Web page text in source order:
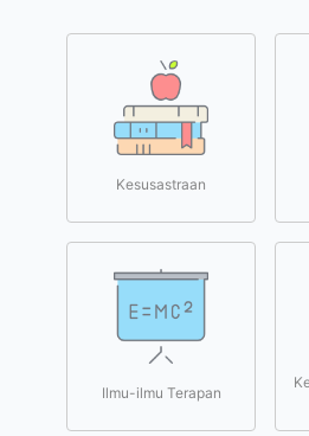
Kesusastraan
Ilmu-ilmu Terapan